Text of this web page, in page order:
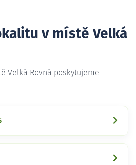
v místě Velká
Velká Rovná poskytujeme